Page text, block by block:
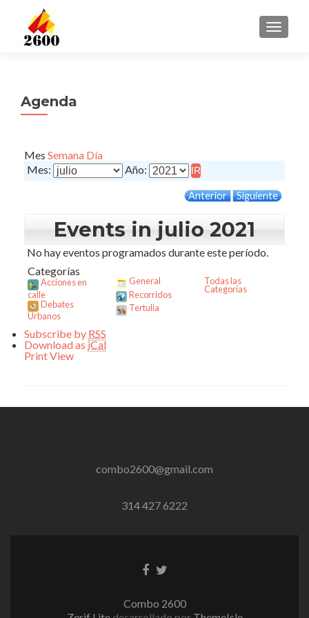
Agenda
Mes Semana Día
Mes:
Año:
Anterior Siguiente
Events in julio 2021
No hay eventos programados durante este período.
Categorías
Acciones en
calle
Debates
Urbanos
General
Recorridos
Tertulia
Todas las
Categorías
Subscribe by RSS
Download as iCal
PrintView
combo2600@gmail.com
314 427 6222
EnlaceEnlace
Combo 2600